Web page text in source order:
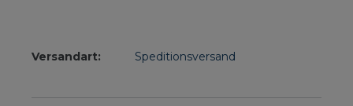
Versandart: Speditionsversand